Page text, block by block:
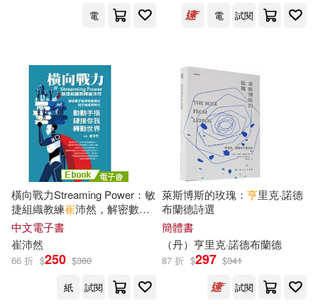
崔虎剛收集整理(7)
晗旭(7)
朱生豪(7)
李錦旭(7) 林家亨(7)
柳炳民(7) 次原隆二(7)
段旭(7) 派崔克．奈斯(7)
廣西師範大學出版社(22)
時代文藝出版社(22)
東北財經大學出版社(22)
東南大學出版社(22) 禾馬(22)
西南師範大學出版社(22)
世界知識出版社(21)
中國書籍出版社(21)
電
電
試閱
橫向戰力Streaming Power：敏
捷組織教練崔沛然，解密數字
經濟商業模式，與手指經濟時
代，動動手指鏈接你我轉動世
界 (電子書)
中文電子書
崔沛然
66 折 $250 $380
紙
試閱
萊斯博斯的玫瑰： 亨里克·諾德
布蘭德詩選
簡體書
（丹） 亨里克·諾德布蘭德
87 折 $297 $341
試閱